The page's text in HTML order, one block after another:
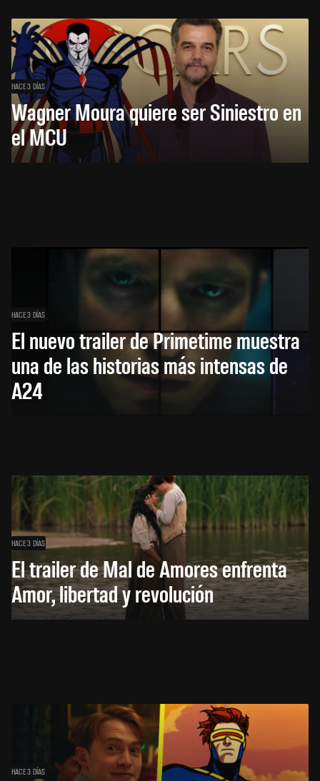
HACE 3 DÍAS
Wagner Moura quiere ser Siniestro en
el MCU
HACE 3 DÍAS
El nuevo trailer de Primetime muestra
una de las historias más intensas de
A24
HACE 3 DÍAS
El trailer de Mal de Amores enfrenta
Amor, libertad y revolución
HACE 3 DÍAS